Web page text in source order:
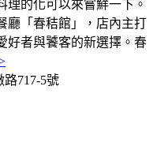
理的化可以來嘗鮮一下。
廳「春秸館」，店內主打
好者與饕客的新選擇。春
717-5號